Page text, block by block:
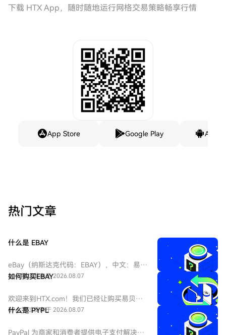
下载 HTX App，随时随地运行网格交易策略畅享行情
App Store Google Play
热门文章
什么是 EBAY
eBay（纳斯达克代码：EBAY），中文：易
贝，eBay是全球领先的电子商务巨头，成立
拍卖和零售购物的先驱，它连接全球数亿买
家和卖家。公司业务涵盖C2C和B2C领域，是
美国股票市场中极具代表性的互联网平台
41人学过发布于 2026.08.07
如何购买EBAY
欢迎来到HTX.com！我们已经让购买易贝
（EBAY）变得简单而便捷。跟随我们的逐步
步：创建您的HTX账户使用您的电子邮件、
39人学过发布于 2026.08.07
什么是 PYPL
PayPal 为商家和消费者提供电子支付解决方